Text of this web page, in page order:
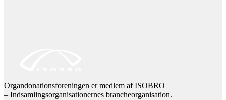
Organdonationsforeningen er medlem af ISOBRO
– Indsamlingsorganisationernes brancheorganisation.